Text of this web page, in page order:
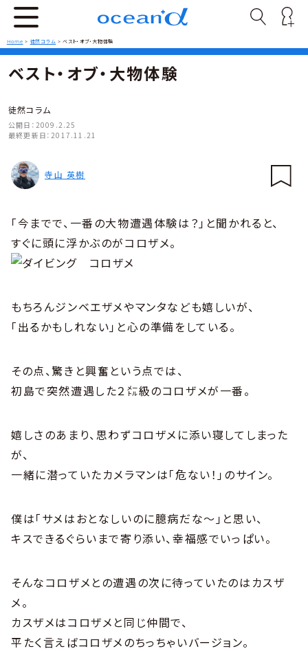
Home > 徒然コラム >ベスト・オブ・大物体験
ベスト・オブ・大物体験
徒然コラム
公開日： 2009.2.25
最終更新日： 2017.11.21
寺山 英樹
｢今までで、一番の大物遭遇体験は？｣と聞かれると、
すぐに頭に浮かぶのがコロザメ。
もちろんジンベエザメやマンタなども嬉しいが、
｢出るかもしれない｣と心の準備をしている。
その点、驚きと興奮という点では、
初島で突然遭遇した２㍍級のコロザメが一番。
嬉しさのあまり、思わずコロザメに添い寝してしまった
が、
一緒に潜っていたカメラマンは｢危ない！｣のサイン。
僕は｢サメはおとなしいのに臆病だな〜｣と思い、
キスできるぐらいまで寄り添い、幸福感でいっぱい。
そんなコロザメとの遭遇の次に待っていたのはカスザ
メ。
カスザメはコロザメと同じ仲間で、
平たく言えばコロザメのちっちゃいバージョン。